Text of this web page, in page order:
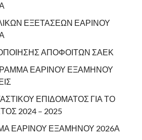
ΕΞΕΤΑΣΕΩΝ ΕΑΡΙΝΟΥ
ΑΠΟΦΟΙΤΩΝ ΣΑΕΚ
ΕΑΡΙΝΟΥ ΕΞΑΜΗΝΟΥ
ΕΠΙΔΟΜΑΤΟΣ ΓΙΑ ΤΟ
2024 – 2025
ΕΑΡΙΝΟΥ ΕΞΑΜΗΝΟΥ 2026Α